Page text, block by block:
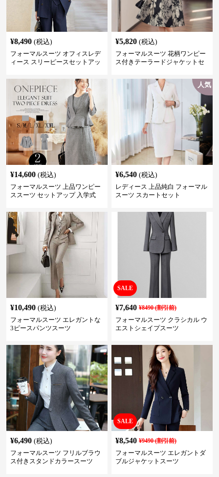
¥8,490 (税込)
フォーマルスーツ オフィスレデ
ィース スリーピースセットアッ
¥5,820 (税込)
フォーマルスーツ 花柄ワンピー
ス付きテーラードジャケットセ
¥14,600 (税込)
フォーマルスーツ 上品ワンピー
ススーツ セットアップ 入学式
人気
¥6,540 (税込)
レディース 上品純白 フォーマル
スーツ スカートセット
¥10,490 (税込)
フォーマルスーツ エレガントな
3ピースパンツスーツ
SALE
¥7,640 ¥8490(割引前)
フォーマルスーツ クラシカル ウ
エストシェイプスーツ
¥6,490 (税込)
フォーマルスーツ フリルブラウ
ス付きスタンドカラースーツ
SALE
¥8,540 ¥9490(割引前)
フォーマルスーツ エレガントダ
ブルジャケットスーツ